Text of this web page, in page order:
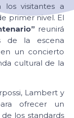
visitantes a
primer nivel. El
reunirá
de la escena
en un concierto
cultural de la
Lambert y
ofrecer un
los standards